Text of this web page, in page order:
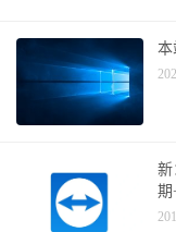
本
新
期